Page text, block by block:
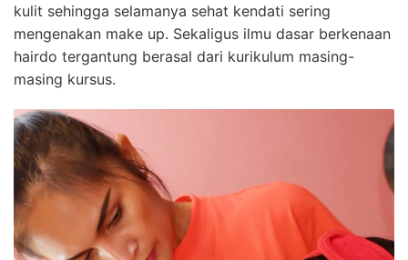
kulit sehingga selamanya sehat kendati sering
mengenakan make up. Sekaligus ilmu dasar berkenaan
hairdo tergantung berasal dari kurikulum masing-
masing kursus.